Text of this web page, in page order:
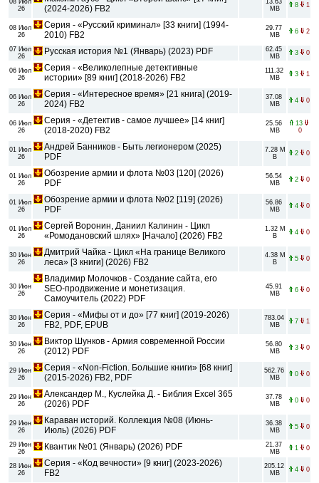
26
(2024-2026) FB2
MB
8 1
08 Июл
26
Серия - «Русский криминал» [33 книги] (1994-
2010) FB2
29.77
MB
6 2
07 Июл
26
Русская история №1 (Январь) (2023) PDF
62.45
MB
3 0
06 Июл
26
Серия - «Великолепные детективные
истории» [89 книг] (2018-2026) FB2
111.32
MB
3 1
06 Июл
26
Серия - «Интересное время» [21 книга] (2019-
2024) FB2
37.08
MB
4 0
06 Июл
26
Серия - «Детектив - самое лучшее» [14 книг]
(2018-2020) FB2
25.56
MB
13
0
01 Июл
26
Андрей Банников - Быть легионером (2025)
PDF
7.28 M
B
2 0
01 Июл
26
Обозрение армии и флота №03 [120] (2026)
PDF
56.54
MB
2 0
01 Июл
26
Обозрение армии и флота №02 [119] (2026)
PDF
56.86
MB
4 0
01 Июл
26
Сергей Воронин, Даниил Калинин - Цикл
«Ромодановский шлях» [Начало] (2026) FB2
1.32 M
B
4 0
30 Июн
26
Дмитрий Чайка - Цикл «На границе Великого
леса» [3 книги] (2026) FB2
4.38 M
B
5 0
30 Июн
26
Владимир Молочков - Создание сайта, его
SEO-продвижение и монетизация.
Самоучитель (2022) PDF
45.91
MB
6 0
30 Июн
26
Серия - «Мифы от и до» [77 книг] (2019-2026)
FB2, PDF, EPUB
783.04
MB
7 1
30 Июн
26
Виктор Шунков - Армия современной России
(2012) PDF
56.80
MB
3 0
29 Июн
26
Серия - «Non-Fiction. Большие книги» [68 книг]
(2015-2026) FB2, PDF
562.76
MB
0 0
29 Июн
26
Александер М., Куслейка Д. - Библия Excel 365
(2026) PDF
37.78
MB
0 0
29 Июн
26
Караван историй. Коллекция №08 (Июнь-
Июль) (2026) PDF
36.38
MB
5 0
29 Июн
26
Квантик №01 (Январь) (2026) PDF
21.37
MB
1 0
28 Июн
26
Серия - «Код вечности» [9 книг] (2023-2026)
FB2
205.12
MB
4 0